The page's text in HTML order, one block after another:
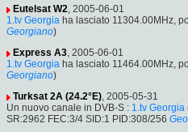
Eutelsat W2, 2005-06-01
1.tv Georgia ha lasciato 11304.00MHz,
Georgiano)
Express A3, 2005-06-01
1.tv Georgia ha lasciato 11464.00MHz,
Georgiano)
Turksat 2A (24.2°E), 2005-05-31
Un nuovo canale in DVB-S : 1.tv Georgia
SR:2962 FEC:3/4 SID:1 PID:308/256